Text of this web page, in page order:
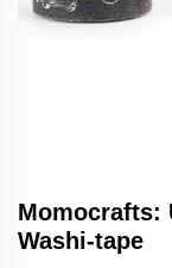
Momocrafts:
Washi-tape